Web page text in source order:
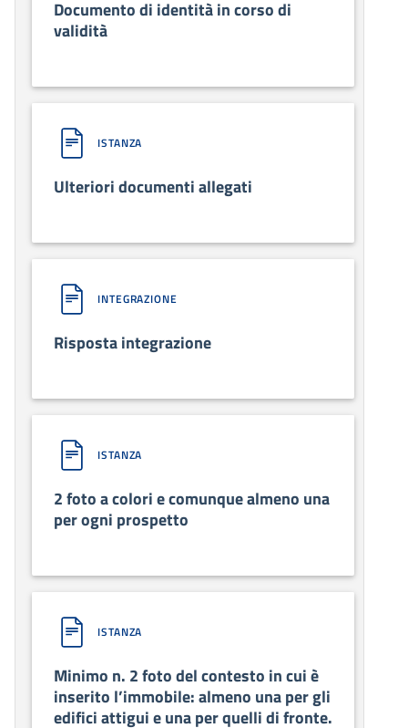
Documento di identità in corso di
validità
ISTANZA
Ulteriori documenti allegati
INTEGRAZIONE
Risposta integrazione
ISTANZA
2 foto a colori e comunque almeno una
per ogni prospetto
ISTANZA
Minimo n. 2 foto del contesto in cui è
inserito l’immobile: almeno una per gli
edifici attigui e una per quelli di fronte.